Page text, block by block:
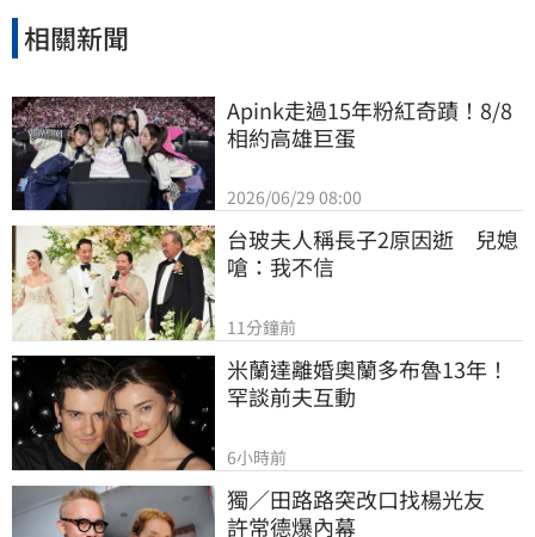
相關新聞
Apink走過15年粉紅奇蹟！8/8
相約高雄巨蛋
2026/06/29 08:00
台玻夫人稱長子2原因逝　兒媳
嗆：我不信
11分鐘前
米蘭達離婚奧蘭多布魯13年！
罕談前夫互動
6小時前
獨／田路路突改口找楊光友
許常德爆內幕